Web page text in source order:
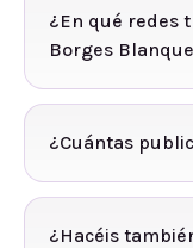
¿En qué redes
Borges
¿Cuántas
¿Hacéis